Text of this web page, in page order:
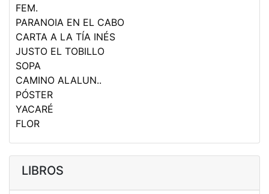
FEM.
PARANOIA EN EL CABO
CARTA A LA TÍA INÉS
JUSTO EL TOBILLO
SOPA
CAMINO ALALUN..
PÓSTER
YACARÉ
FLOR
LIBROS